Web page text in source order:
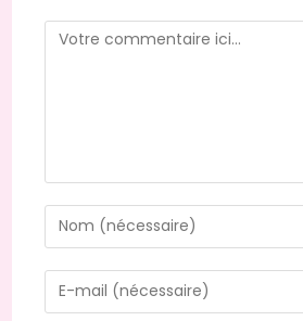
Comment
Enter
your
name
or
Enter
your